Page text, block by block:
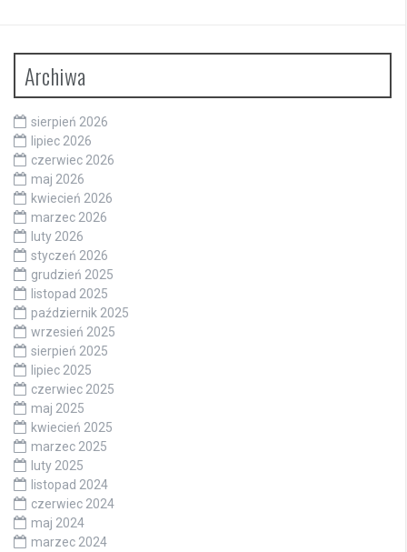
Archiwa
sierpień 2026
lipiec 2026
czerwiec 2026
maj 2026
kwiecień 2026
marzec 2026
luty 2026
styczeń 2026
grudzień 2025
listopad 2025
październik 2025
wrzesień 2025
sierpień 2025
lipiec 2025
czerwiec 2025
maj 2025
kwiecień 2025
marzec 2025
luty 2025
listopad 2024
czerwiec 2024
maj 2024
marzec 2024